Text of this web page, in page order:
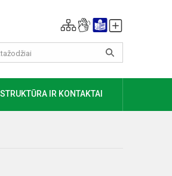
STRUKTŪRA IR KONTAKTAI